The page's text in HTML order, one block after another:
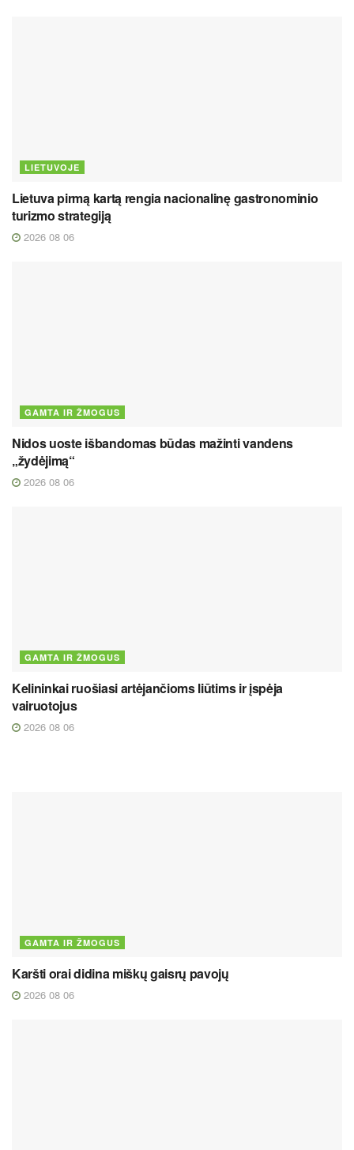
LIETUVOJE
Lietuva pirmą kartą rengia nacionalinę gastronominio
turizmo strategiją
2026 08 06
GAMTA IR ŽMOGUS
Nidos uoste išbandomas būdas mažinti vandens
„žydėjimą“
2026 08 06
GAMTA IR ŽMOGUS
Kelininkai ruošiasi artėjančioms liūtims ir įspėja
vairuotojus
2026 08 06
GAMTA IR ŽMOGUS
Karšti orai didina miškų gaisrų pavojų
2026 08 06